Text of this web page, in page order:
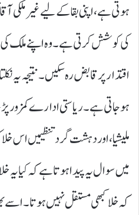
ہوتی ہے، اپنی بقا کے لیے غیر
کی کوشش کرتی ہے۔ وہ اپنے ملک کی
اقتدار پر قابض رہ سکیں۔ نتیجہ یہ
ہو جاتی ہے۔ ریاستی ادارے کمزور
ملیشیا، اور دہشت گرد تنظیمیں اس
میں سوال یہ پیدا ہوتا ہے کہ کیا یہ
کہ خلا کبھی مستقل نہیں ہوتا۔